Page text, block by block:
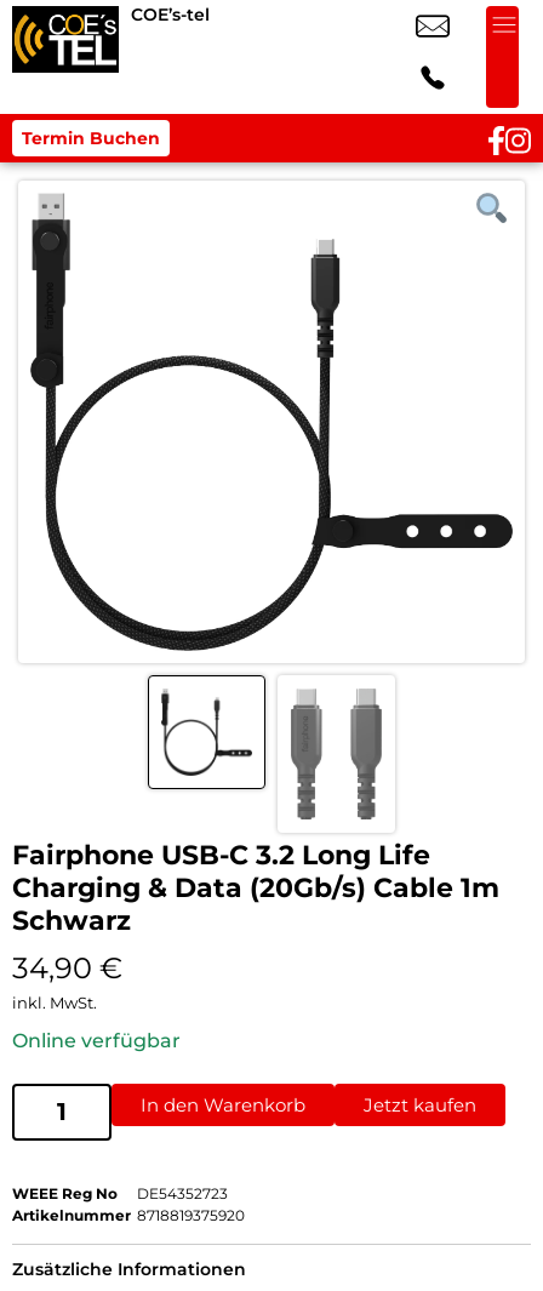
COE’s-tel
Termin Buchen
Fairphone USB-C 3.2 Long Life
Charging & Data (20Gb/s) Cable 1m
Schwarz
34,90 €
inkl. MwSt.
Online verfügbar
In den Warenkorb Jetzt kaufen
WEEE Reg No
DE54352723
Artikelnummer 8718819375920
Zusätzliche Informationen